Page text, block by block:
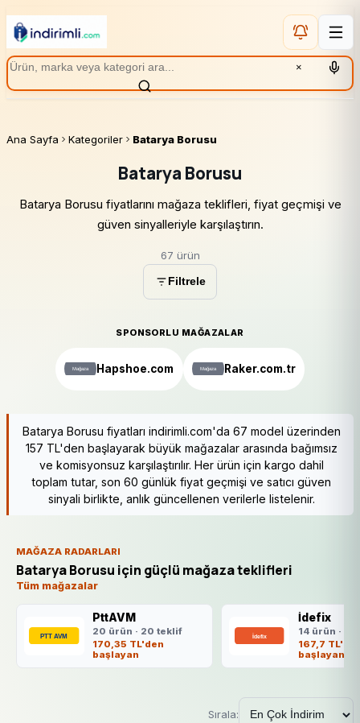
×
Ana Sayfa Kategoriler Batarya Borusu
Batarya Borusu
Batarya Borusu fiyatlarını mağaza teklifleri, fiyat geçmişi ve
güven sinyalleriyle karşılaştırın.
67 ürün
Filtrele
SPONSORLU MAĞAZALAR
Hapshoe.com Raker.com.tr
Batarya Borusu fiyatları indirimli.com'da 67 model üzerinden
157 TL'den başlayarak büyük mağazalar arasında bağımsız
ve komisyonsuz karşılaştırılır. Her ürün için kargo dahil
toplam tutar, son 60 günlük fiyat geçmişi ve satıcı güven
sinyali birlikte, anlık güncellenen verilerle listelenir.
MAĞAZA RADARLARI
Batarya Borusu için güçlü mağaza teklifleri
Tüm mağazalar
PttAVM
20 ürün · 20 teklif
170,35 TL'den
başlayan
İdefix
14 ürün ·
167,7
başlayan
Sırala: